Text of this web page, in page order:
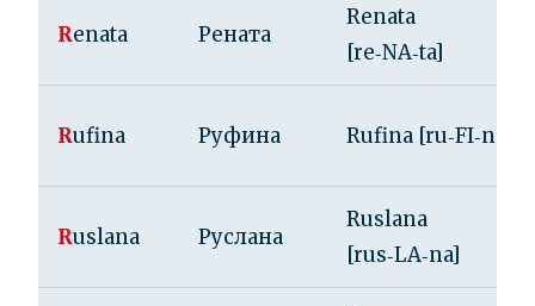
Renata Рената
Renata
[re‑NA‑ta]
Rufina Руфина Rufina [ru‑FI‑na]
Ruslana Руслана
Ruslana
[rus‑LA‑na]